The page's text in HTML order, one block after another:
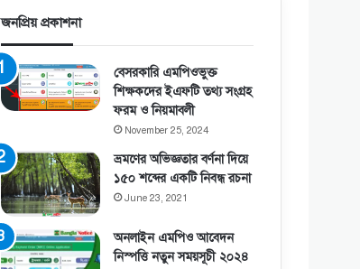
জনপ্রিয় প্রকাশনা
বেসরকারি এমপিওভুক্ত
শিক্ষকদের ইএফটি তথ্য সংগ্রহ
ফরম ও নিয়মাবলী
November 25, 2024
ভ্রমণের অভিজ্ঞতার বর্ণনা দিয়ে
১৫০ শব্দের একটি নিবন্ধ রচনা
June 23, 2021
অনলাইন এমপিও আবেদন
নিস্পত্তি নতুন সময়সূচী ২০২৪